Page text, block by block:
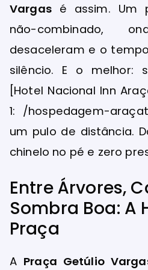
Vargasé assim. Um
não-combinado,
desaceleram e o
silêncio. E o melhor:
[Hotel Nacional Inn
1: /hospedagem-
um pulo de distância.
chinelo no pé e zero
Entre Árvores,
Sombra Boa: A
Praça
A Praça Getúlio